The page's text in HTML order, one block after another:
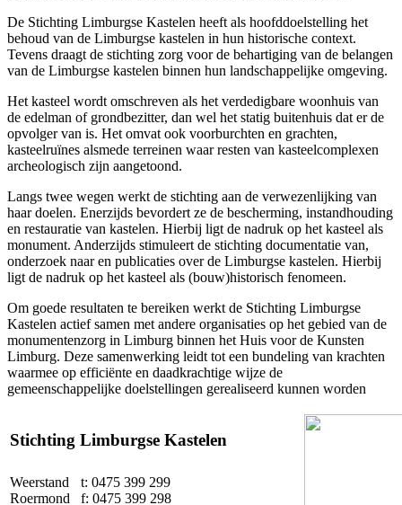
De Stichting Limburgse Kastelen heeft als hoofddoelstelling het
behoud van de Limburgse kastelen in hun historische context.
Tevens draagt de stichting zorg voor de behartiging van de belangen
van de Limburgse kastelen binnen hun landschappelijke omgeving.
Het kasteel wordt omschreven als het verdedigbare woonhuis van
de edelman of grondbezitter, dan wel het statig buitenhuis dat er de
opvolger van is. Het omvat ook voorburchten en grachten,
kasteelruïnes alsmede terreinen waar resten van kasteelcomplexen
archeologisch zijn aangetoond.
Langs twee wegen werkt de stichting aan de verwezenlijking van
haar doelen. Enerzijds bevordert ze de bescherming, instandhouding
en restauratie van kastelen. Hierbij ligt de nadruk op het kasteel als
monument. Anderzijds stimuleert de stichting documentatie van,
onderzoek naar en publicaties over de Limburgse kastelen. Hierbij
ligt de nadruk op het kasteel als (bouw)historisch fenomeen.
Om goede resultaten te bereiken werkt de Stichting Limburgse
Kastelen actief samen met andere organisaties op het gebied van de
monumentenzorg in Limburg binnen het Huis voor de Kunsten
Limburg. Deze samenwerking leidt tot een bundeling van krachten
waarmee op efficiënte en daadkrachtige wijze de
gemeenschappelijke doelstellingen gerealiseerd kunnen worden
Stichting Limburgse Kastelen
Weerstand
Roermond
t: 0475 399 299
f: 0475 399 298